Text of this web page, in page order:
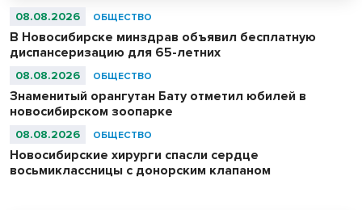
08.08.2026 ОБЩЕСТВО
В Новосибирске минздрав объявил бесплатную
диспансеризацию для 65-летних
08.08.2026 ОБЩЕСТВО
Знаменитый орангутан Бату отметил юбилей в
новосибирском зоопарке
08.08.2026 ОБЩЕСТВО
Новосибирские хирурги спасли сердце
восьмиклассницы с донорским клапаном